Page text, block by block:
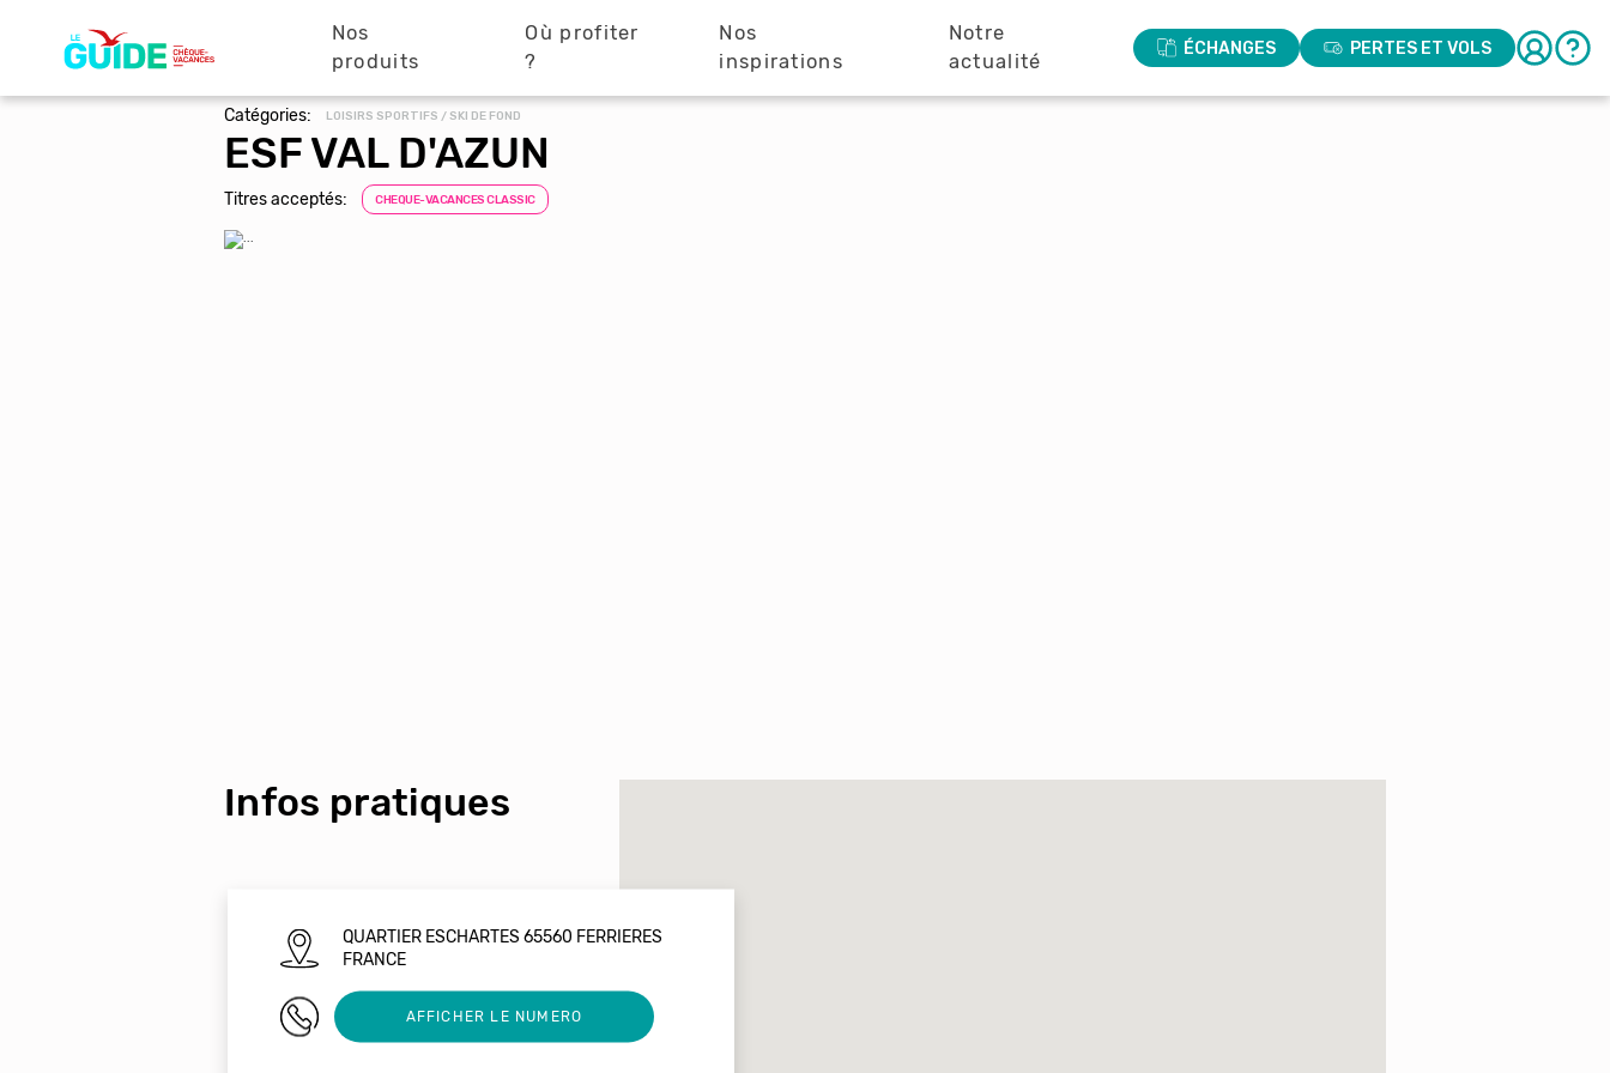
principale
Nos
produits
Où profiter
?
Nos
inspirations
Notre
actualité
ÉCHANGES PERTES ET VOLS
Catégories: LOISIRS SPORTIFS / SKI DE FOND
ESF VAL D'AZUN
Titres acceptés: CHEQUE-VACANCES CLASSIC
Infos pratiques
QUARTIER ESCHARTES 65560 FERRIERES
FRANCE
0644118572AFFICHER LE NUMERO